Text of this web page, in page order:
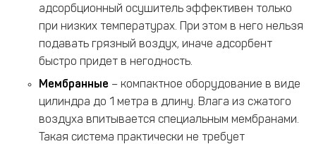
адсорбционный осушитель эффективен только
при низких температурах. При этом в него нельзя
подавать грязный воздух, иначе адсорбент
быстро придет в негодность.
Мембранные – компактное оборудование в виде
цилиндра до 1 метра в длину. Влага из сжатого
воздуха впитывается специальным мембранами.
Такая система практически не требует